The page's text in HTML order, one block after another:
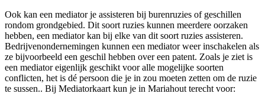
Ook kan een mediator je assisteren bij burenruzies of geschillen
rondom grondgebied. Dit soort ruzies kunnen meerdere oorzaken
hebben, een mediator kan bij elke van dit soort ruzies assisteren.
Bedrijvenondernemingen kunnen een mediator weer inschakelen als
ze bijvoorbeeld een geschil hebben over een patent. Zoals je ziet is
een mediator eigenlijk geschikt voor alle mogelijke soorten
conflicten, het is dé persoon die je in zou moeten zetten om de ruzie
te sussen.. Bij Mediatorkaart kun je in Mariahout terecht voor: